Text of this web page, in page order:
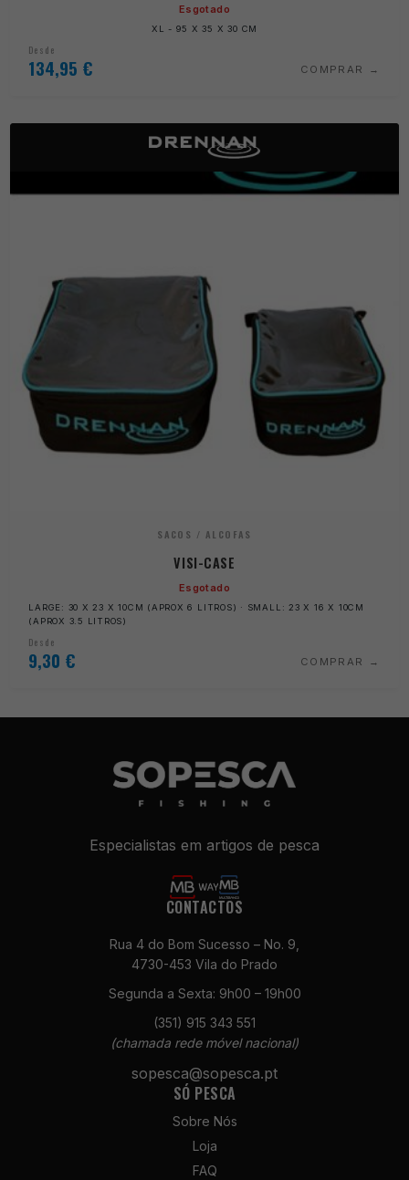
Esgotado
XL - 95 X 35 X 30 CM
Desde
134,95 € COMPRAR
SACOS / ALCOFAS
VISI-CASE
Esgotado
LARGE: 30 X 23 X 10CM (APROX 6 LITROS) · SMALL: 23 X 16 X 10CM
(APROX 3.5 LITROS)
Desde
9,30 € COMPRAR
Especialistas em artigos de pesca
CONTACTOS
Rua 4 do Bom Sucesso – No. 9,
4730-453 Vila do Prado
Segunda a Sexta: 9h00 – 19h00
(351) 915 343 551
(chamada rede móvel nacional)
sopesca@sopesca.pt
SÓ PESCA
Sobre Nós
Loja
FAQ
Necessários
Estes cookies
opcionais. São
necessários
funcionamento
do site.